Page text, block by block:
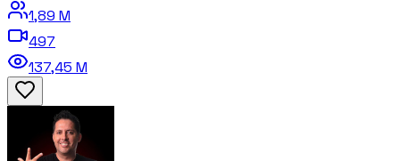
1,89 M
497
137,45 M